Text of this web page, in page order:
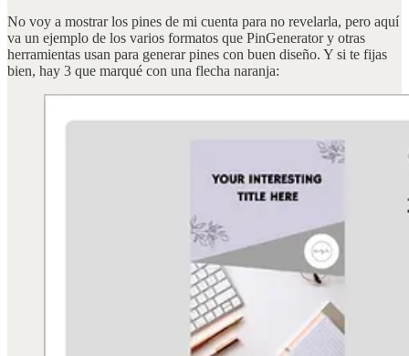
No voy a mostrar los pines de mi cuenta para no revelarla, pero aquí
va un ejemplo de los varios formatos que PinGenerator y otras
herramientas usan para generar pines con buen diseño. Y si te fijas
bien, hay 3 que marqué con una flecha naranja: